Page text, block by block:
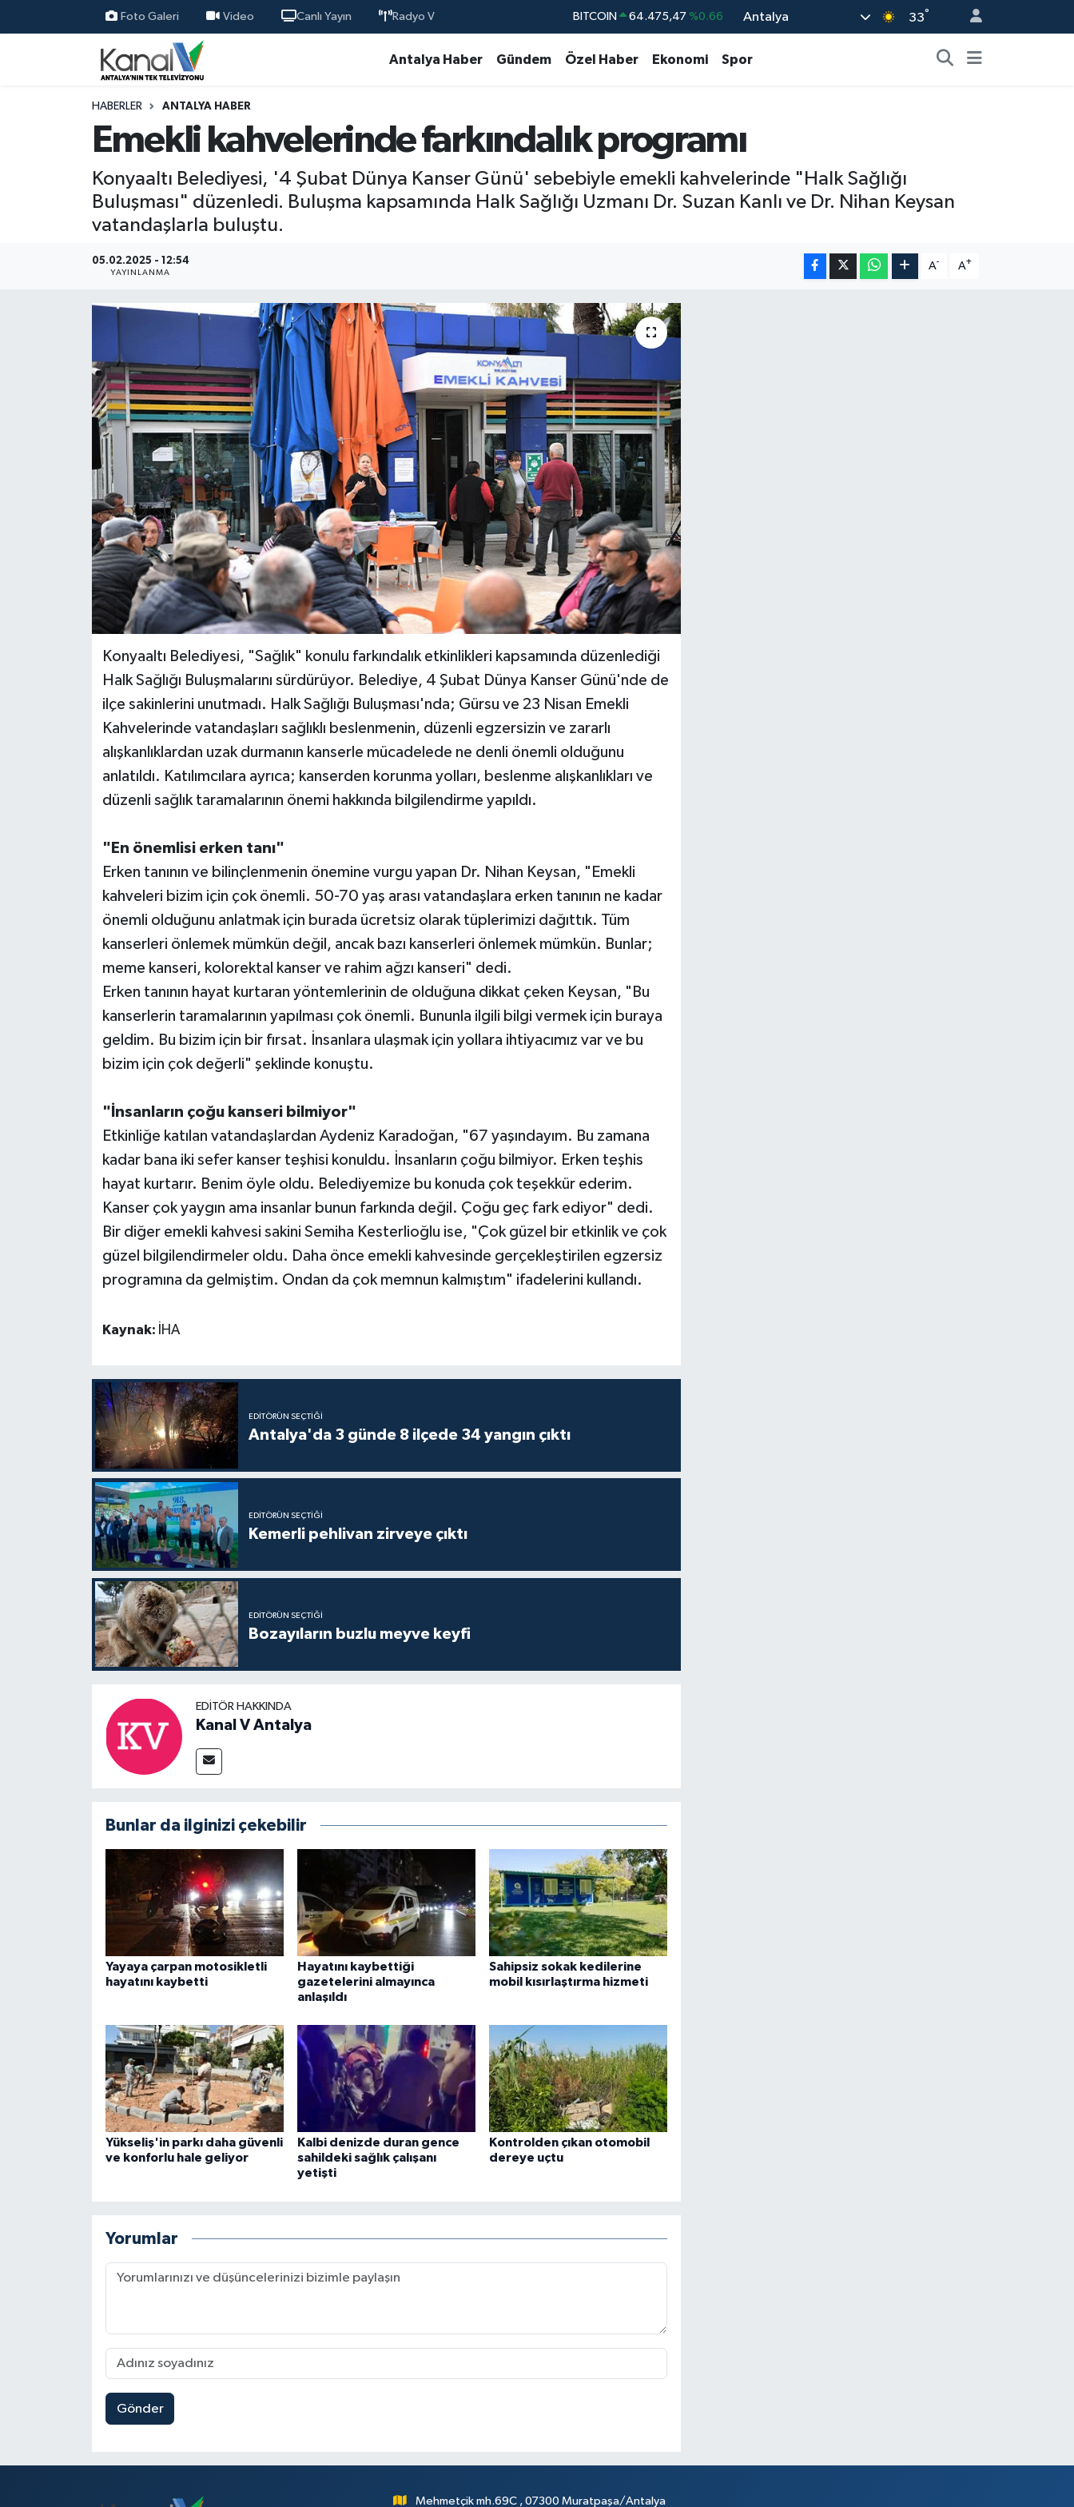
Foto Galeri Video Canlı Yayın Radyo V BITCOIN 64.475,47 %0.66
GRAM ALTIN 6518.23 %0.39
BİST100 13.703
Antalya 33°
Antalya Haber Gündem Özel Haber Ekonomi Spor
HABERLER ANTALYA HABER
Emekli kahvelerinde farkındalık programı
Konyaaltı Belediyesi, '4 Şubat Dünya Kanser Günü' sebebiyle emekli kahvelerinde "Halk Sağlığı
Buluşması" düzenledi. Buluşma kapsamında Halk Sağlığı Uzmanı Dr. Suzan Kanlı ve Dr. Nihan Keysan
vatandaşlarla buluştu.
05.02.2025 - 12:54
YAYINLANMA
A- A+
Konyaaltı Belediyesi, "Sağlık" konulu farkındalık etkinlikleri kapsamında düzenlediği
Halk Sağlığı Buluşmalarını sürdürüyor. Belediye, 4 Şubat Dünya Kanser Günü'nde de
ilçe sakinlerini unutmadı. Halk Sağlığı Buluşması'nda; Gürsu ve 23 Nisan Emekli
Kahvelerinde vatandaşları sağlıklı beslenmenin, düzenli egzersizin ve zararlı
alışkanlıklardan uzak durmanın kanserle mücadelede ne denli önemli olduğunu
anlatıldı. Katılımcılara ayrıca; kanserden korunma yolları, beslenme alışkanlıkları ve
düzenli sağlık taramalarının önemi hakkında bilgilendirme yapıldı.
"En önemlisi erken tanı"
Erken tanının ve bilinçlenmenin önemine vurgu yapan Dr. Nihan Keysan, "Emekli
kahveleri bizim için çok önemli. 50-70 yaş arası vatandaşlara erken tanının ne kadar
önemli olduğunu anlatmak için burada ücretsiz olarak tüplerimizi dağıttık. Tüm
kanserleri önlemek mümkün değil, ancak bazı kanserleri önlemek mümkün. Bunlar;
meme kanseri, kolorektal kanser ve rahim ağzı kanseri" dedi.
Erken tanının hayat kurtaran yöntemlerinin de olduğuna dikkat çeken Keysan, "Bu
kanserlerin taramalarının yapılması çok önemli. Bununla ilgili bilgi vermek için buraya
geldim. Bu bizim için bir fırsat. İnsanlara ulaşmak için yollara ihtiyacımız var ve bu
bizim için çok değerli" şeklinde konuştu.
"İnsanların çoğu kanseri bilmiyor"
Etkinliğe katılan vatandaşlardan Aydeniz Karadoğan, "67 yaşındayım. Bu zamana
kadar bana iki sefer kanser teşhisi konuldu. İnsanların çoğu bilmiyor. Erken teşhis
hayat kurtarır. Benim öyle oldu. Belediyemize bu konuda çok teşekkür ederim.
Kanser çok yaygın ama insanlar bunun farkında değil. Çoğu geç fark ediyor" dedi.
Bir diğer emekli kahvesi sakini Semiha Kesterlioğlu ise, "Çok güzel bir etkinlik ve çok
güzel bilgilendirmeler oldu. Daha önce emekli kahvesinde gerçekleştirilen egzersiz
programına da gelmiştim. Ondan da çok memnun kalmıştım" ifadelerini kullandı.
Kaynak: İHA
EDITÖRÜN SEÇTIĞI
Antalya'da 3 günde 8 ilçede 34 yangın çıktı
EDITÖRÜN SEÇTIĞI
Kemerli pehlivan zirveye çıktı
EDITÖRÜN SEÇTIĞI
Bozayıların buzlu meyve keyfi
EDITÖR HAKKINDA
Kanal V Antalya
Bunlar da ilginizi çekebilir
Yayaya çarpan motosikletli
hayatını kaybetti
Hayatını kaybettiği
gazetelerini almayınca
anlaşıldı
Sahipsiz sokak kedilerine
mobil kısırlaştırma hizmeti
Yükseliş'in parkı daha güvenli
ve konforlu hale geliyor
Kalbi denizde duran gence
sahildeki sağlık çalışanı
yetişti
Kontrolden çıkan otomobil
dereye uçtu
Yorumlar
Gönder
Mehmetçik mh.69C , 07300 Muratpaşa/Antalya
Ana Haber
Antalya Haber
Ekonomi
Gündem
Günün Manşetleri
Haberler
KANALV Spor
Kültür Sanat
Magazin
Öğle Bülteni
Siyaset
Sosyal medya
Teknoloji
Televizyon
Nöbetçi Eczaneler
Hava Durumu
Trafik Durumu
Süper Lig Puan Durumu ve Fikstür
Tüm Manşetler
Son Dakika Haberleri
Haber Arşivi